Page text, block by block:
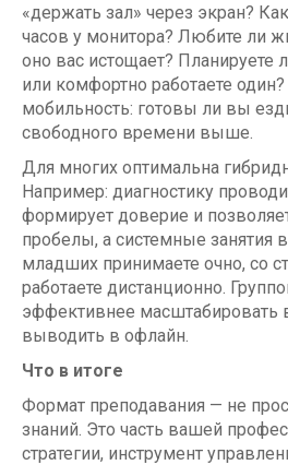
«держать зал» через экран?
часов у монитора? Любите ли
оно вас истощает? Планируете
или комфортно работаете
мобильность: готовы ли вы
свободного времени выше.
Для многих оптимальна
Например: диагностику
формирует доверие и
пробелы, а системные занятия
младших принимаете очно, со
работаете дистанционно.
эффективнее масштабировать
выводить в офлайн.
Что в итоге
Формат преподавания — не
знаний. Это часть вашей
стратегии, инструмент